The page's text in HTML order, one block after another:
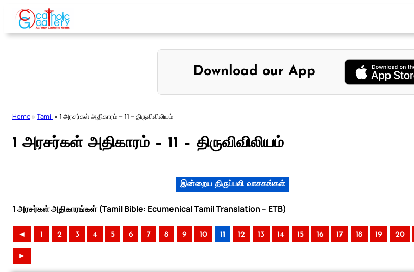
Skip
content
Download our App
Home » Tamil » 1 அரசர்கள் அதிகாரம் – 11 – திருவிவிலியம்
1 அரசர்கள் அதிகாரம் – 11 – திருவிவிலியம்
இன்றைய திருப்பலி வாசகங்கள்
1 அரசர்கள் அதிகாரங்கள் (Tamil Bible: Ecumenical Tamil Translation – ETB)
◄ 1 2 3 4 5 6 7 8 9 10 11 12 13 14 15 16 17 18 19 20
►